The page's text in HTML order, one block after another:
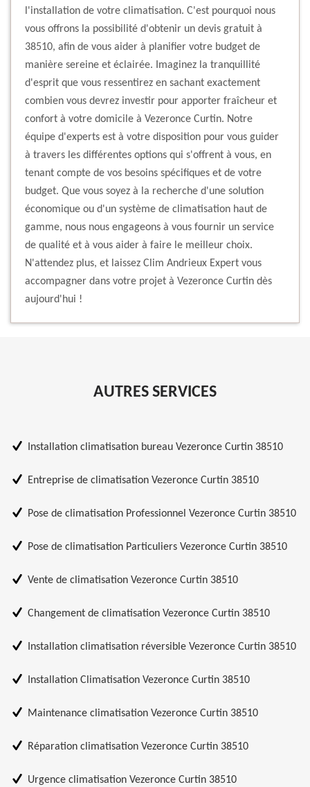
l'installation de votre climatisation. C'est pourquoi nous
vous offrons la possibilité d'obtenir un devis gratuit à
38510, afin de vous aider à planifier votre budget de
manière sereine et éclairée. Imaginez la tranquillité
d'esprit que vous ressentirez en sachant exactement
combien vous devrez investir pour apporter fraîcheur et
confort à votre domicile à Vezeronce Curtin. Notre
équipe d'experts est à votre disposition pour vous guider
à travers les différentes options qui s'offrent à vous, en
tenant compte de vos besoins spécifiques et de votre
budget. Que vous soyez à la recherche d'une solution
économique ou d'un système de climatisation haut de
gamme, nous nous engageons à vous fournir un service
de qualité et à vous aider à faire le meilleur choix.
N'attendez plus, et laissez Clim Andrieux Expert vous
accompagner dans votre projet à Vezeronce Curtin dès
aujourd'hui !
AUTRES SERVICES
Installation climatisation bureau Vezeronce Curtin 38510
Entreprise de climatisation Vezeronce Curtin 38510
Pose de climatisation Professionnel Vezeronce Curtin 38510
Pose de climatisation Particuliers Vezeronce Curtin 38510
Vente de climatisation Vezeronce Curtin 38510
Changement de climatisation Vezeronce Curtin 38510
Installation climatisation réversible Vezeronce Curtin 38510
Installation Climatisation Vezeronce Curtin 38510
Maintenance climatisation Vezeronce Curtin 38510
Réparation climatisation Vezeronce Curtin 38510
Urgence climatisation Vezeronce Curtin 38510